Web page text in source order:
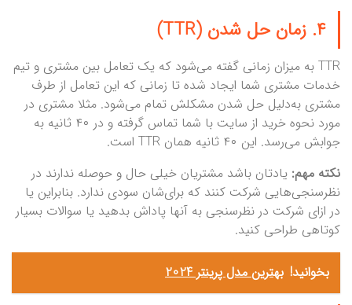
۴. زمان حل شدن (TTR)
TTR به میزان زمانی گفته می‌شود که یک تعامل بین مشتری و تیم
خدمات مشتری شما ایجاد شده تا زمانی که این تعامل از طرف
مشتری به‌دلیل حل شدن مشکلش تمام می‌شود. مثلا مشتری در
مورد نحوه خرید از سایت با شما تماس گرفته و در ۴۰ ثانیه به
جوابش می‌رسد. این ۴۰ ثانیه همان TTR است.
نکته مهم: یادتان باشد مشتریان خیلی حال و حوصله ندارند در
نظرسنجی‌هایی شرکت کنند که برای‌شان سودی ندارد. بنابراین یا
در ازای شرکت در نظرسنجی به آنها پاداش بدهید یا سوالات بسیار
کوتاهی طراحی کنید.
بخوانید! بهترین مدل پرینتر 2024